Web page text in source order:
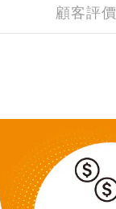
顧客評價